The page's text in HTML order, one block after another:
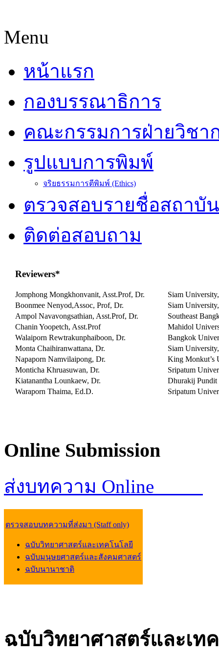
Menu
หน้าแรก
กองบรรณาธิการ
คณะกรรมการฝ่ายวิชา
รูปแบบการพิมพ์
จริยธรรมการตีพิมพ์ (Ethics)
ตรวจสอบรายชื่อสถาบั
ติดต่อสอบถาม
Reviewers*
Jomphong Mongkhonvanit, Asst.Prof, Dr.
Siam
Boonmee Nenyod,Assoc, Prof, Dr.
Siam
Ampol Navavongsathian, Asst.Prof, Dr.
Southeast
Chanin Yoopetch, Asst.Prof
Mahidol
Walaiporn Rewtrakunphaiboon, Dr.
Bangkok
Monta Chaihiranwattana, Dr.
Siam
Napaporn Namvilaipong, Dr.
King Monkut’s
Monticha Khruasuwan, Dr.
Sripatum
Kiatanantha Lounkaew, Dr.
Dhurakij
Waraporn Thaima, Ed.D.
Sripatum
Online Submission
ส่งบทความ Online
ตรวจสอบบทความที่ส่งมา (Staff only)
ฉบับวิทยาศาสตร์และเทคโนโลยี
ฉบับมนุษยศาสตร์และสังคมศาสตร์
ฉบับนานาชาติ
ฉบับวิทยาศาสตร์และเท